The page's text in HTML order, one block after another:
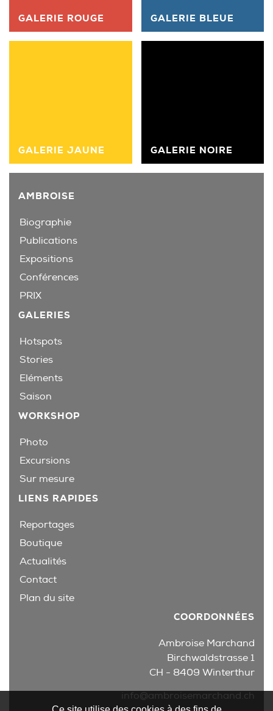
GALERIE ROUGE GALERIE BLEUE
GALERIE JAUNE GALERIE NOIRE
AMBROISE
Biographie
Publications
Expositions
Conférences
PRIX
GALERIES
Hotspots
Stories
Eléments
Saison
WORKSHOP
Photo
Excursions
Sur mesure
LIENS RAPIDES
Reportages
Boutique
Actualités
Contact
Plan du site
COORDONNÉES
Ambroise Marchand
Birchwaldstrasse 1
CH - 8409 Winterthur
info@ambroisemarchand.ch